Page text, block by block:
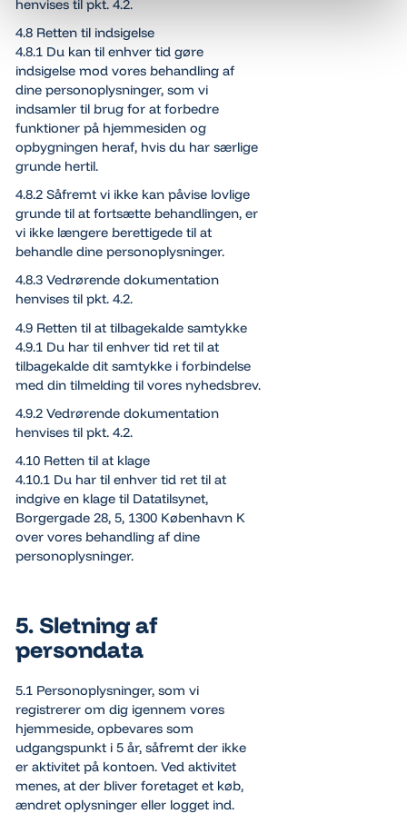
henvises til pkt. 4.2.
4.8 Retten til indsigelse
4.8.1 Du kan til enhver tid gøre
indsigelse mod vores behandling af
dine personoplysninger, som vi
indsamler til brug for at forbedre
funktioner på hjemmesiden og
opbygningen heraf, hvis du har særlige
grunde hertil.
4.8.2 Såfremt vi ikke kan påvise lovlige
grunde til at fortsætte behandlingen, er
vi ikke længere berettigede til at
behandle dine personoplysninger.
4.8.3 Vedrørende dokumentation
henvises til pkt. 4.2.
4.9 Retten til at tilbagekalde samtykke
4.9.1 Du har til enhver tid ret til at
tilbagekalde dit samtykke i forbindelse
med din tilmelding til vores nyhedsbrev.
4.9.2 Vedrørende dokumentation
henvises til pkt. 4.2.
4.10 Retten til at klage
4.10.1 Du har til enhver tid ret til at
indgive en klage til Datatilsynet,
Borgergade 28, 5, 1300 København K
over vores behandling af dine
personoplysninger.
5. Sletning af
persondata
5.1 Personoplysninger, som vi
registrerer om dig igennem vores
hjemmeside, opbevares som
udgangspunkt i 5 år, såfremt der ikke
er aktivitet på kontoen. Ved aktivitet
menes, at der bliver foretaget et køb,
ændret oplysninger eller logget ind.